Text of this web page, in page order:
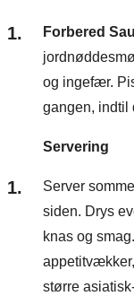
Forbered
og ingefær.
gangen, indtil
Servering
Server
siden. Drys
knas og
større